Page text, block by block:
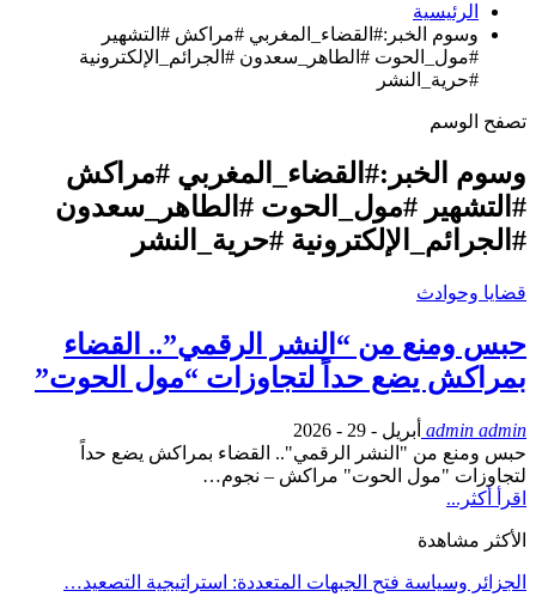
الرئيسية
وسوم الخبر:#القضاء_المغربي #مراكش #التشهير
#مول_الحوت #الطاهر_سعدون #الجرائم_الإلكترونية
#حرية_النشر
تصفح الوسم
وسوم الخبر:#القضاء_المغربي #مراكش
#التشهير #مول_الحوت #الطاهر_سعدون
#الجرائم_الإلكترونية #حرية_النشر
قضايا وحوادث
حبس ومنع من “النشر الرقمي”.. القضاء
بمراكش يضع حداً لتجاوزات “مول الحوت”
admin admin أبريل - 29 - 2026
حبس ومنع من "النشر الرقمي".. القضاء بمراكش يضع حداً
لتجاوزات "مول الحوت" مراكش – نجوم…
اقرأ أكثر...
الأكثر مشاهدة
الجزائر وسياسة فتح الجبهات المتعددة: استراتيجية التصعيد…